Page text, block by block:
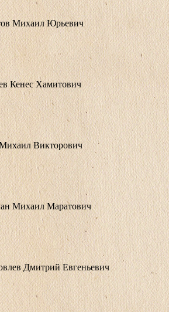
Михаил Юрьевич
Кенес Хамитович
Викторович
Михаил Маратович
Дмитрий Евгеньевич